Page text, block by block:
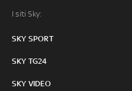
I siti Sky:
SKY SPORT
SKY TG24
SKY VIDEO